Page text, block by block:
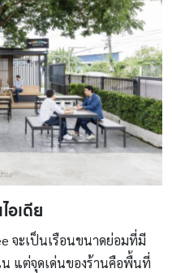
อเดีย
จะเป็นเรือนขนาดย่อมที่มี
แต่จุดเด่นของร้านคือพื้นที่